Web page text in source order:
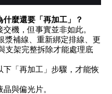
麼還要「再加工」？
機，但事實並非如此。
漿補線、重新綁定排線、更
支架完整拆除才能處理底
「再加工」步驟，才能恢
與偏光片。